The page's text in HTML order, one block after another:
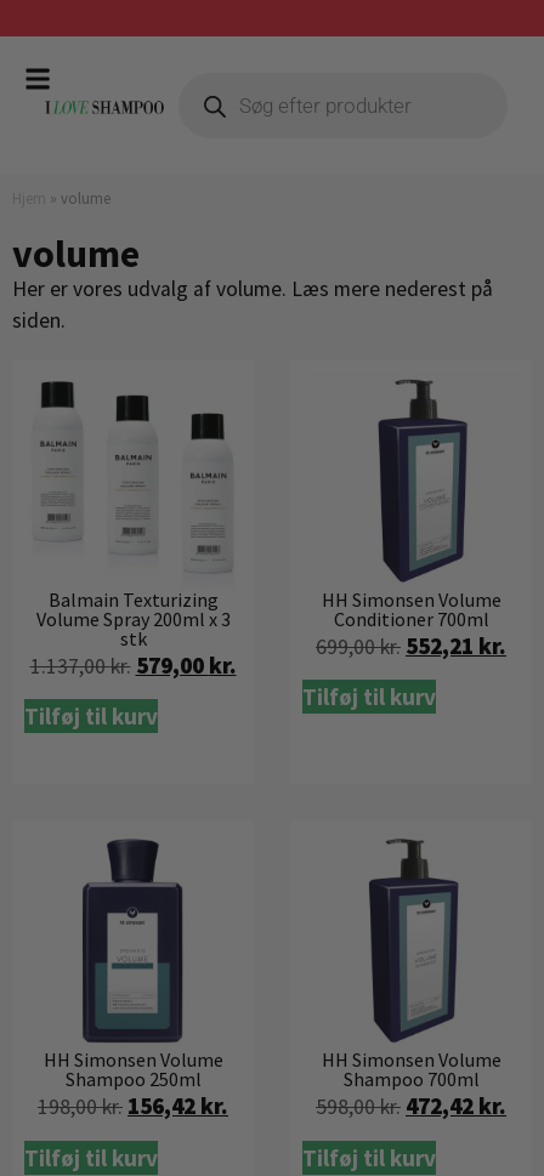
Gratis fragt ved køb over 399,-
» volume
volume
Her er vores udvalg af volume. Læs mere nederest på
siden.
Balmain Texturizing
Volume Spray 200ml x 3
stk
1.137,00kr. 579,00 kr.
Tilføj til kurv
HH Simonsen Volume
Conditioner 700ml
699,00kr. 552,21 kr.
Tilføj til kurv
HH Simonsen Volume
Shampoo 250ml
198,00kr. 156,42 kr.
Tilføj til kurv
HH Simonsen Volume
Shampoo 700ml
598,00kr. 472,42 kr.
Tilføj til kurv